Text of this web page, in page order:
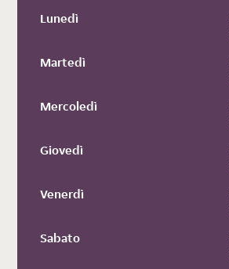
Lunedì
Martedì
Mercoledì
Giovedì
Venerdì
Sabato